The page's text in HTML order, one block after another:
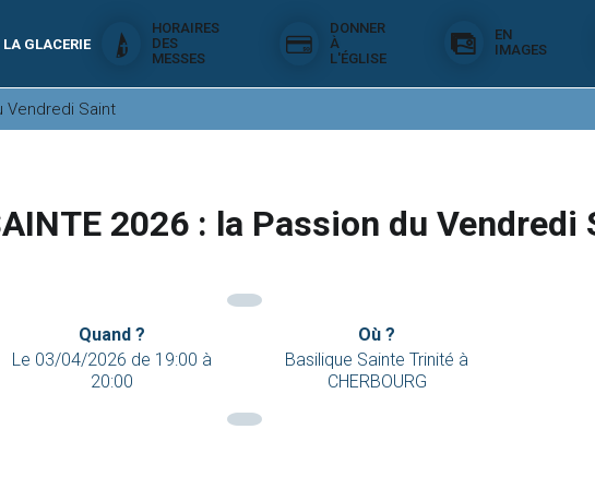
GLACERIE
HORAIRES
DES
MESSES
DONNER
À
L'ÉGLISE
EN
IMAGES
Vendredi Saint
2026 : la Passion du Vendredi
Quand ?
Le 03/04/2026 de 19:00 à
20:00
Où ?
Basilique Sainte Trinité à
CHERBOURG